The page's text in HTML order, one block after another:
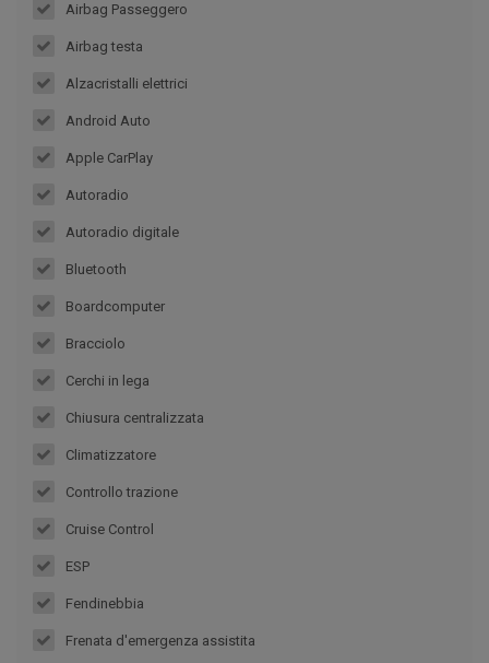
Airbag Passeggero
Airbag testa
Alzacristalli elettrici
Android Auto
Apple CarPlay
Autoradio
Autoradio digitale
Bluetooth
Boardcomputer
Bracciolo
Cerchi in lega
Chiusura centralizzata
Climatizzatore
Controllo trazione
Cruise Control
ESP
Fendinebbia
Frenata d'emergenza assistita